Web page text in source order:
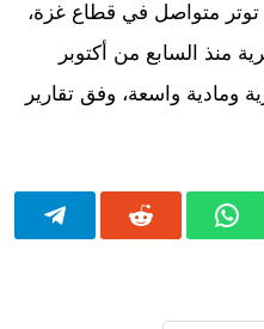
متواصل في قطاع غزة،
منذ السابع من أكتوبر
ومادية واسعة، وفق تقارير